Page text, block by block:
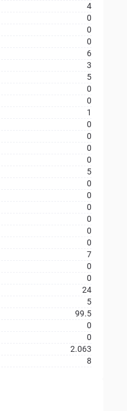
4
0
0
0
6
3
5
0
0
1
0
0
0
0
5
0
0
0
0
0
0
7
0
0
24
5
99.5
0
0
2.063
8